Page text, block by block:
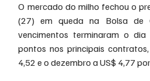
O mercado do milho fechou o
(27) em queda na Bolsa de
vencimentos terminaram o
pontos nos principais
4,52 e o dezembro a US$ 4,77